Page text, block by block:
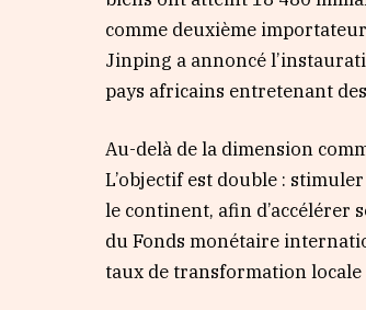
comme deuxième
Jinping a annoncé
pays africains entretenant
Au-delà de la dimension
L’objectif est double :
le continent, afin d’accélérer
du Fonds monétaire
taux de transformation locale